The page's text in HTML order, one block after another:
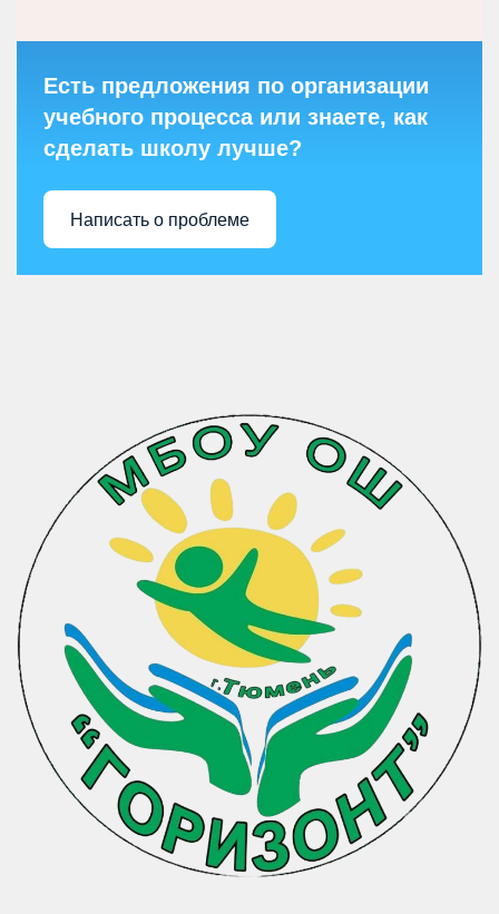
Есть предложения по организации
учебного процесса или знаете, как
сделать школу лучше?
Написать о проблеме